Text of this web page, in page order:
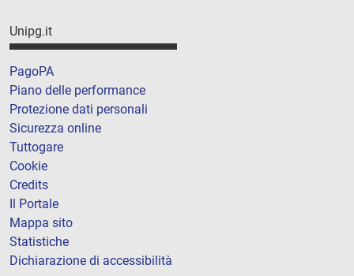
Unipg.it
PagoPA
Piano delle performance
Protezione dati personali
Sicurezza online
Tuttogare
Cookie
Credits
Il Portale
Mappa sito
Statistiche
Dichiarazione di accessibilità